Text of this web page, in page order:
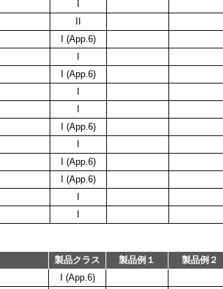
I (App.6)
I (App.6)
I (App.6)
I (App.6)
I (App.6)
製品クラス 製品例１
製品例２
I (App.6)